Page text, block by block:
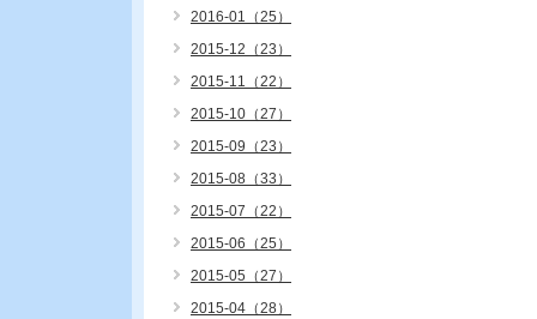
2016-01（25）
2015-12（23）
2015-11（22）
2015-10（27）
2015-09（23）
2015-08（33）
2015-07（22）
2015-06（25）
2015-05（27）
2015-04（28）